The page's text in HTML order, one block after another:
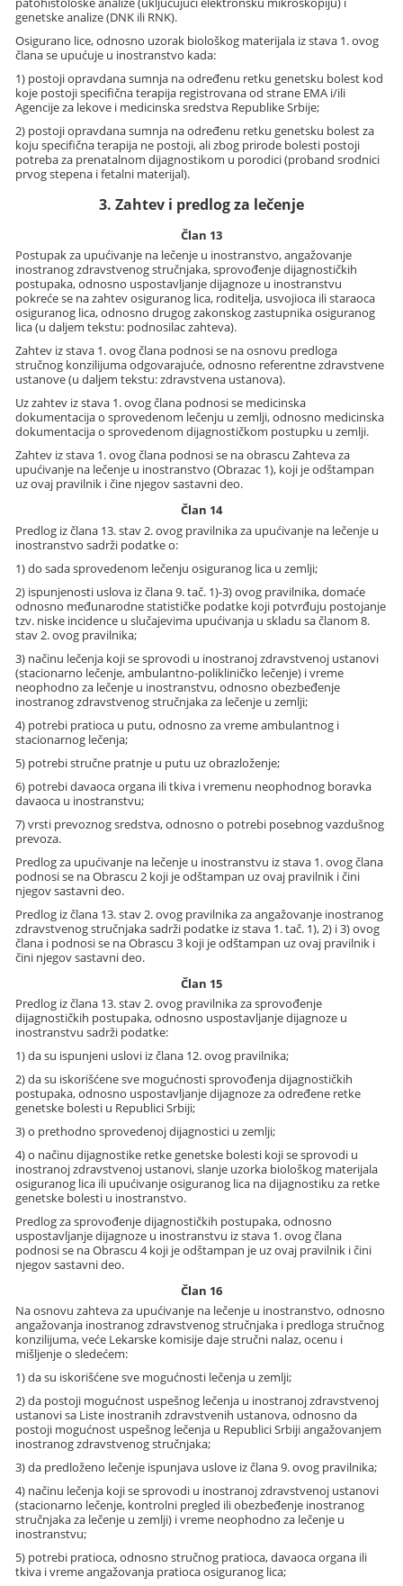
genetske analize (DNK ili RNK).
Osigurano lice, odnosno uzorak biološkog materijala iz stava 1. ovog
člana se upućuje u inostranstvo kada:
1) postoji opravdana sumnja na određenu retku genetsku bolest kod
koje postoji specifična terapija registrovana od strane EMA i/ili
Agencije za lekove i medicinska sredstva Republike Srbije;
2) postoji opravdana sumnja na određenu retku genetsku bolest za
koju specifična terapija ne postoji, ali zbog prirode bolesti postoji
potreba za prenatalnom dijagnostikom u porodici (proband srodnici
prvog stepena i fetalni materijal).
3. Zahtev i predlog za lečenje
Član 13
Postupak za upućivanje na lečenje u inostranstvo, angažovanje
inostranog zdravstvenog stručnjaka, sprovođenje dijagnostičkih
postupaka, odnosno uspostavljanje dijagnoze u inostranstvu
pokreće se na zahtev osiguranog lica, roditelja, usvojioca ili staraoca
osiguranog lica, odnosno drugog zakonskog zastupnika osiguranog
lica (u daljem tekstu: podnosilac zahteva).
Zahtev iz stava 1. ovog člana podnosi se na osnovu predloga
stručnog konzilijuma odgovarajuće, odnosno referentne zdravstvene
ustanove (u daljem tekstu: zdravstvena ustanova).
Uz zahtev iz stava 1. ovog člana podnosi se medicinska
dokumentacija o sprovedenom lečenju u zemlji, odnosno medicinska
dokumentacija o sprovedenom dijagnostičkom postupku u zemlji.
Zahtev iz stava 1. ovog člana podnosi se na obrascu Zahteva za
upućivanje na lečenje u inostranstvo (Obrazac 1), koji je odštampan
uz ovaj pravilnik i čine njegov sastavni deo.
Član 14
Predlog iz člana 13. stav 2. ovog pravilnika za upućivanje na lečenje u
inostranstvo sadrži podatke o:
1) do sada sprovedenom lečenju osiguranog lica u zemlji;
2) ispunjenosti uslova iz člana 9. tač. 1)-3) ovog pravilnika, domaće
odnosno međunarodne statističke podatke koji potvrđuju postojanje
tzv. niske incidence u slučajevima upućivanja u skladu sa članom 8.
stav 2. ovog pravilnika;
3) načinu lečenja koji se sprovodi u inostranoj zdravstvenoj ustanovi
(stacionarno lečenje, ambulantno-polikliničko lečenje) i vreme
neophodno za lečenje u inostranstvu, odnosno obezbeđenje
inostranog zdravstvenog stručnjaka za lečenje u zemlji;
4) potrebi pratioca u putu, odnosno za vreme ambulantnog i
stacionarnog lečenja;
5) potrebi stručne pratnje u putu uz obrazloženje;
6) potrebi davaoca organa ili tkiva i vremenu neophodnog boravka
davaoca u inostranstvu;
7) vrsti prevoznog sredstva, odnosno o potrebi posebnog vazdušnog
prevoza.
Predlog za upućivanje na lečenje u inostranstvu iz stava 1. ovog člana
podnosi se na Obrascu 2 koji je odštampan uz ovaj pravilnik i čini
njegov sastavni deo.
Predlog iz člana 13. stav 2. ovog pravilnika za angažovanje inostranog
zdravstvenog stručnjaka sadrži podatke iz stava 1. tač. 1), 2) i 3) ovog
člana i podnosi se na Obrascu 3 koji je odštampan uz ovaj pravilnik i
čini njegov sastavni deo.
Član 15
Predlog iz člana 13. stav 2. ovog pravilnika za sprovođenje
dijagnostičkih postupaka, odnosno uspostavljanje dijagnoze u
inostranstvu sadrži podatke:
1) da su ispunjeni uslovi iz člana 12. ovog pravilnika;
2) da su iskorišćene sve mogućnosti sprovođenja dijagnostičkih
postupaka, odnosno uspostavljanje dijagnoze za određene retke
genetske bolesti u Republici Srbiji;
3) o prethodno sprovedenoj dijagnostici u zemlji;
4) o načinu dijagnostike retke genetske bolesti koji se sprovodi u
inostranoj zdravstvenoj ustanovi, slanje uzorka biološkog materijala
osiguranog lica ili upućivanje osiguranog lica na dijagnostiku za retke
genetske bolesti u inostranstvo.
Predlog za sprovođenje dijagnostičkih postupaka, odnosno
uspostavljanje dijagnoze u inostranstvu iz stava 1. ovog člana
podnosi se na Obrascu 4 koji je odštampan je uz ovaj pravilnik i čini
njegov sastavni deo.
Član 16
Na osnovu zahteva za upućivanje na lečenje u inostranstvo, odnosno
angažovanja inostranog zdravstvenog stručnjaka i predloga stručnog
konzilijuma, veće Lekarske komisije daje stručni nalaz, ocenu i
mišljenje o sledećem:
1) da su iskorišćene sve mogućnosti lečenja u zemlji;
2) da postoji mogućnost uspešnog lečenja u inostranoj zdravstvenoj
ustanovi sa Liste inostranih zdravstvenih ustanova, odnosno da
postoji mogućnost uspešnog lečenja u Republici Srbiji angažovanjem
inostranog zdravstvenog stručnjaka;
3) da predloženo lečenje ispunjava uslove iz člana 9. ovog pravilnika;
4) načinu lečenja koji se sprovodi u inostranoj zdravstvenoj ustanovi
(stacionarno lečenje, kontrolni pregled ili obezbeđenje inostranog
stručnjaka za lečenje u zemlji) i vreme neophodno za lečenje u
inostranstvu;
5) potrebi pratioca, odnosno stručnog pratioca, davaoca organa ili
tkiva i vreme angažovanja pratioca osiguranog lica;